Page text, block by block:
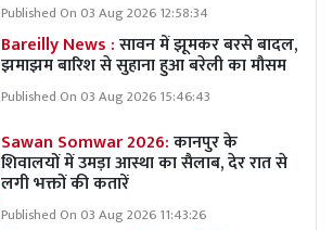
Published On 03 Aug 2026 12:58:34
Bareilly News :सावन में झूमकर बरसे बादल,
झमाझम बारिश से सुहाना हुआ बरेली का मौसम
Published On 03 Aug 2026 15:46:43
Sawan Somwar 2026:कानपुर के
शिवालयों में उमड़ा आस्था का सैलाब, देर रात से
लगी भक्तों की कतारें
Published On 03 Aug 2026 11:43:26